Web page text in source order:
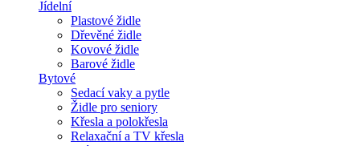
Jídelní
Plastové židle
Dřevěné židle
Kovové židle
Barové židle
Bytové
Sedací vaky a pytle
Židle pro seniory
Křesla a polokřesla
Relaxační a TV křesla